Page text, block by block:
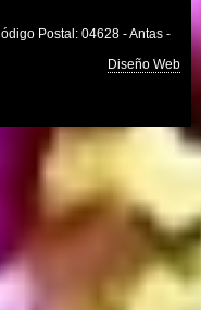
Postal: 04628 - Antas -
Diseño Web